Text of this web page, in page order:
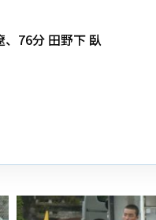
、76分 田野下 臥